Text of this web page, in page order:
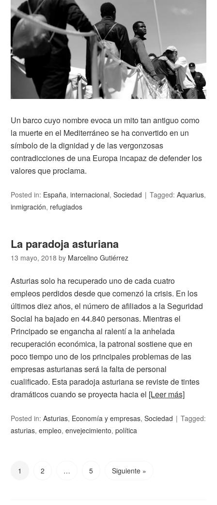
Un barco cuyo nombre evoca un mito tan antiguo como
la muerte en el Mediterráneo se ha convertido en un
símbolo de la dignidad y de las vergonzosas
contradicciones de una Europa incapaz de defender los
valores que proclama.
Posted in: España,internacional,Sociedad Tagged:Aquarius,
inmigración, refugiados
La paradoja asturiana
13 mayo, 2018 by Marcelino Gutiérrez
Asturias solo ha recuperado uno de cada cuatro
empleos perdidos desde que comenzó la crisis. En los
últimos diez años, el número de afiliados a la Seguridad
Social ha bajado en 44.840 personas. Mientras el
Principado se engancha al ralentí a la anhelada
recuperación económica, la patronal sostiene que en
poco tiempo uno de los principales problemas de las
empresas asturianas será la falta de personal
cualificado. Esta paradoja asturiana se reviste de tintes
dramáticos cuando se proyecta hacia el [Leer más]
Posted in:Asturias, Economía y empresas,Sociedad
Tagged:
asturias,empleo,envejecimiento,política
1 2 … 5 Siguiente »